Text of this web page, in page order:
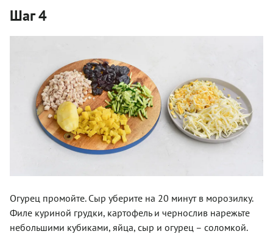
Шаг 4
Огурец промойте. Сыр уберите на 20 минут в морозилку.
Филе куриной грудки, картофель и чернослив нарежьте
небольшими кубиками, яйца, сыр и огурец – соломкой.